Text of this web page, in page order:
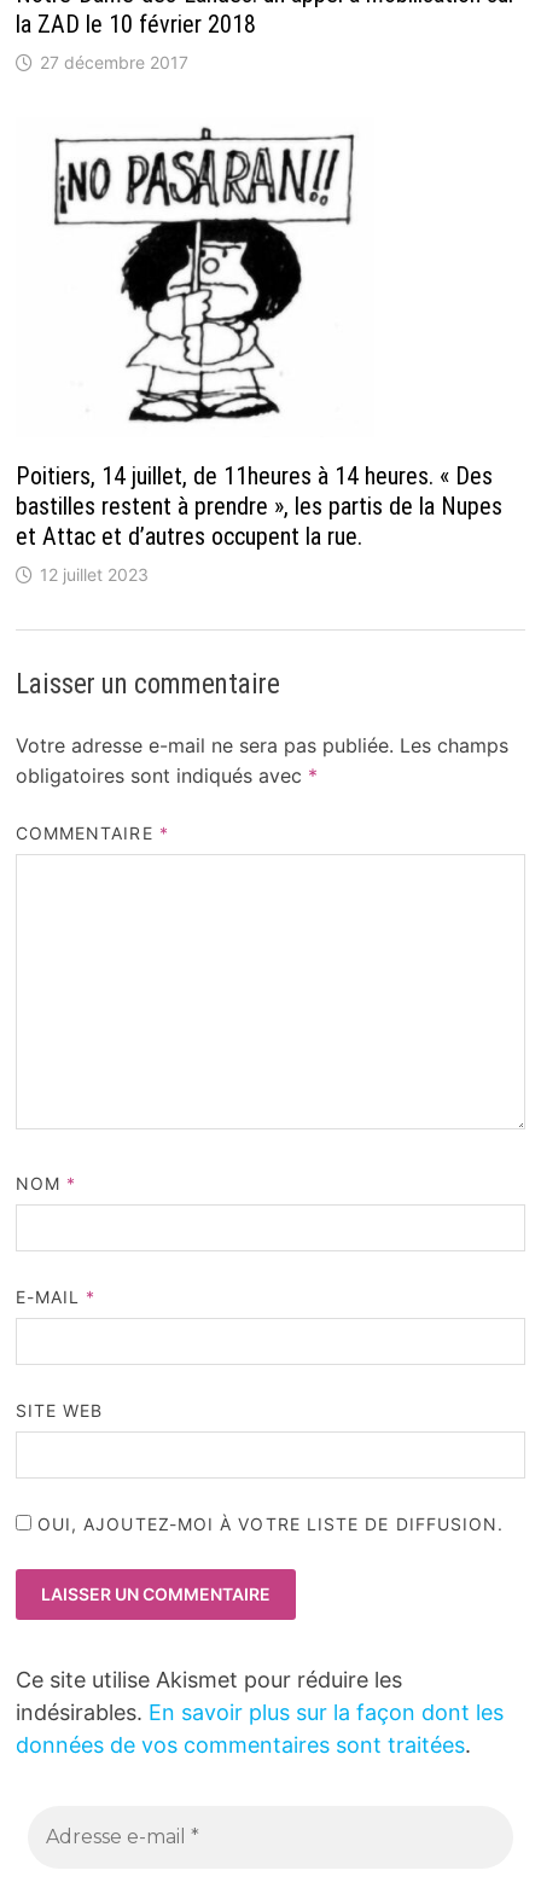
la ZAD le 10 février 2018
27 décembre 2017
Poitiers, 14 juillet, de 11heures à 14 heures. « Des
bastilles restent à prendre », les partis de la Nupes
et Attac et d’autres occupent la rue.
12 juillet 2023
Laisser un commentaire
Votre adresse e-mail ne sera pas publiée. Les champs
obligatoires sont indiqués avec *
COMMENTAIRE *
NOM *
E-MAIL *
SITE WEB
OUI, AJOUTEZ-MOI À VOTRE LISTE DE DIFFUSION.
Ce site utilise Akismet pour réduire les
indésirables. En savoir plus sur la façon dont les
données de vos commentaires sont traitées.